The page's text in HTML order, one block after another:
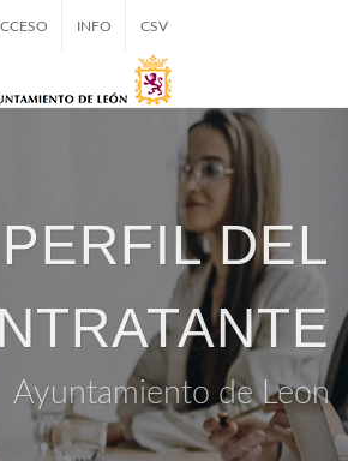
INFO CSV
PERFIL DEL
Ayuntamiento de Leon